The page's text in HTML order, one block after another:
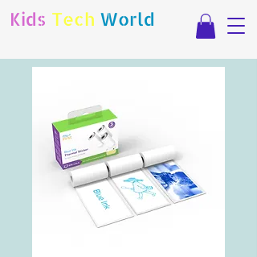
Kids Tech World